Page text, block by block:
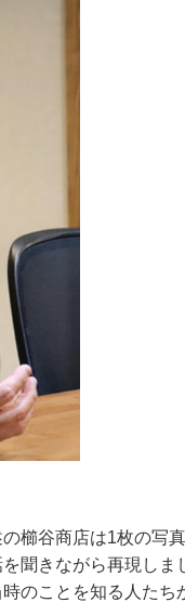
櫛谷商店は1枚の写
聞きながら再現しま
のことを知る人たち